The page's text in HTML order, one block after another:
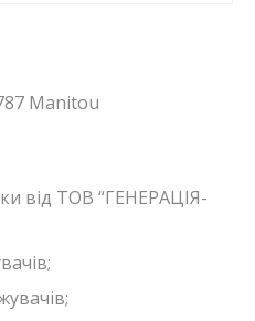
Manitou
від ТОВ “ГЕНЕРАЦІЯ-